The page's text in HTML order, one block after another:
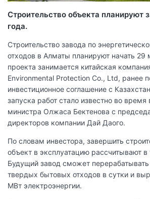
Строительство объекта планируют
года.
Строительство завода по
отходов в Алматы планируют начать 29
проекта занимается китайская
Environmental Protection Co., Ltd, ранее
инвестиционное соглашение с
запуска работ стало известно во
министра Олжаса Бектенова с
директоров компании Дай Даого.
По словам инвестора, завершить
объект в эксплуатацию рассчитывают в
Будущий завод сможет
твердых бытовых отходов в сутки и
МВт электроэнергии.